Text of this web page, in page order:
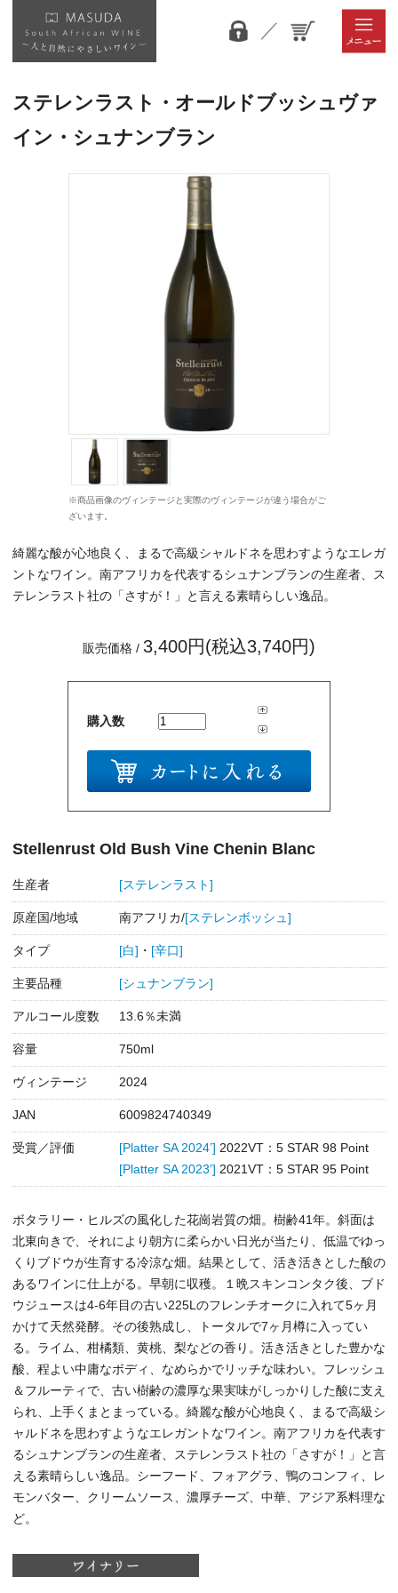
ステレンラスト・オールドブッシュヴァ
イン・シュナンブラン
※商品画像のヴィンテージと実際のヴィンテージが違う場合がご
ざいます。
綺麗な酸が心地良く、まるで高級シャルドネを思わすようなエレガ
ントなワイン。南アフリカを代表するシュナンブランの生産者、ス
テレンラスト社の「さすが！」と言える素晴らしい逸品。
販売価格 / 3,400円(税込3,740円)
購入数
Stellenrust Old Bush Vine Chenin Blanc
生産者 [ステレンラスト]
原産国/地域 南アフリカ/[ステレンボッシュ]
タイプ [白] ・ [辛口]
主要品種 [シュナンブラン]
アルコール度数 13.6％未満
容量 750ml
ヴィンテージ 2024
JAN 6009824740349
受賞／評価 [Platter SA 2024’] 2022VT：5 STAR 98 Point
[Platter SA 2023’] 2021VT：5 STAR 95 Point
ボタラリー・ヒルズの風化した花崗岩質の畑。樹齢41年。斜面は
北東向きで、それにより朝方に柔らかい日光が当たり、低温でゆっ
くりブドウが生育する冷涼な畑。結果として、活き活きとした酸の
あるワインに仕上がる。早朝に収穫。１晩スキンコンタク後、ブド
ウジュースは4-6年目の古い225Lのフレンチオークに入れて5ヶ月
かけて天然発酵。その後熟成し、トータルで7ヶ月樽に入ってい
る。ライム、柑橘類、黄桃、梨などの香り。活き活きとした豊かな
酸、程よい中庸なボディ、なめらかでリッチな味わい。フレッシュ
＆フルーティで、古い樹齢の濃厚な果実味がしっかりした酸に支え
られ、上手くまとまっている。綺麗な酸が心地良く、まるで高級シ
ャルドネを思わすようなエレガントなワイン。南アフリカを代表す
るシュナンブランの生産者、ステレンラスト社の「さすが！」と言
える素晴らしい逸品。シーフード、フォアグラ、鴨のコンフィ、レ
モンバター、クリームソース、濃厚チーズ、中華、アジア系料理な
ど。